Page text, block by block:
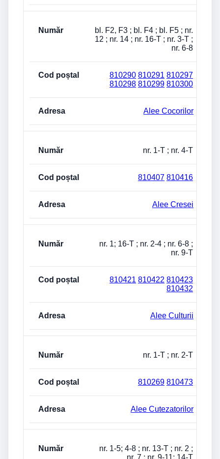
bl. F2, F3 ; bl. F4 ; bl. F5 ; nr.
12 ; nr. 14 ; nr. 16-T ; nr. 3-T ;
nr. 6-8
810290 810291 810297
810298 810299 810300
Alee Cocorilor
nr. 1-T ; nr. 4-T
810407 810416
Alee Cresei
nr. 1; 16-T ; nr. 2-4 ; nr. 6-8 ;
nr. 9-T
810421 810422 810423
810432
Alee Culturii
nr. 1-T ; nr. 2-T
810269 810473
Alee Cutezatorilor
nr. 1-5; 4-8 ; nr. 13-T ; nr. 2 ;
nr. 7 ; nr. 9-11; 14-T